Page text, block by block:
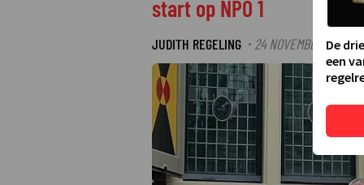
start op NPO 1
JUDITH REGELING · 24 NOVEMBER 2025
De
een